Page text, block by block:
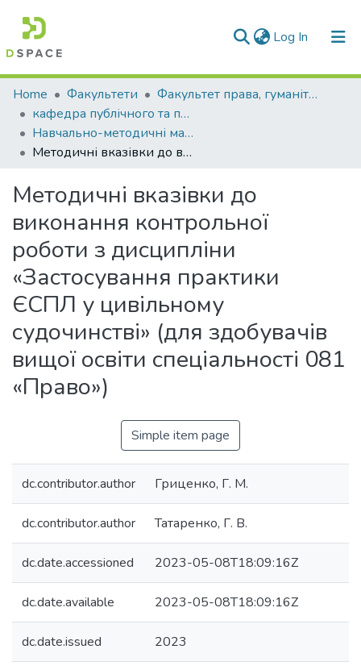
Log In (current)
Communities & Collections
All of DSpace
Statistics
Home Факультети
Факультет права, гуманітарних і соціальних наук
кафедра публічного та приватного права
Навчально-методичні матеріали (КПППр)
Методичні вказівки до виконання контрольної роботи з дисципліни «Застосування практики ЄСПЛ у цивільному судочинстві» (для здобувачів вищої освіти спеціальності 081 «Право»)
Методичні вказівки до
виконання контрольної
роботи з дисципліни
«Застосування практики
ЄСПЛ у цивільному
судочинстві» (для здобувачів
вищої освіти спеціальності 081
«Право»)
Simple item page
dc.contributor.author Гриценко, Г. М.
dc.contributor.author Татаренко, Г. В.
dc.date.accessioned 2023-05-08T18:09:16Z
dc.date.available 2023-05-08T18:09:16Z
dc.date.issued 2023